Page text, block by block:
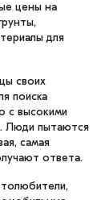
цены на
для
своих
поиска
с высокими
Люди пытаются
самая
ответа.